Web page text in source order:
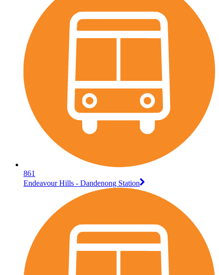
861
Endeavour Hills - Dandenong Station